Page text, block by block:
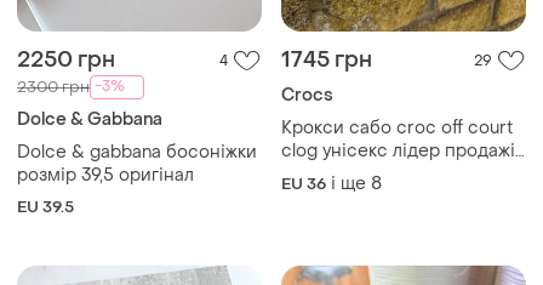
2250 грн 4
2300 грн -3%
Dolce & Gabbana
Dolce & gabbana босоніжки
розмір 39,5 оригінал
EU 39.5
1745 грн 29
Crocs
Крокси сабо croc off court
clog унісекс лідер продажів
crocs крокси сабо black off
court black crocs
EU 36 і ще 8